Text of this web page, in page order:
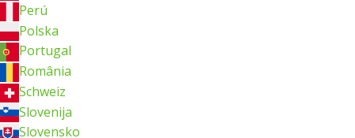
Perú
Polska
Portugal
România
Schweiz
Slovenija
Slovensko